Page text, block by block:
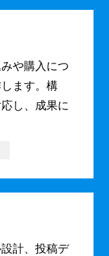
や購入につ
ます。構
し、成果に
計、投稿デ